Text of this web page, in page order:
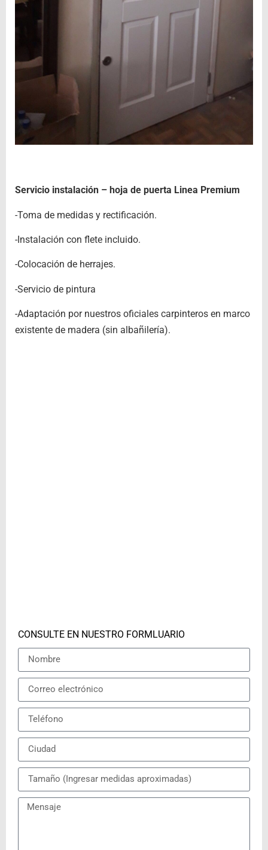
Servicio instalación – hoja de puerta Linea Premium
-Toma de medidas y rectificación.
-Instalación con flete incluido.
-Colocación de herrajes.
-Servicio de pintura
-Adaptación por nuestros oficiales carpinteros en marco
existente de madera (sin albañilería).
CONSULTE EN NUESTRO FORMLUARIO